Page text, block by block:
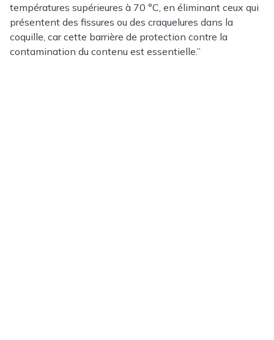
températures supérieures à 70 °C, en éliminant ceux qui
présentent des fissures ou des craquelures dans la
coquille, car cette barrière de protection contre la
contamination du contenu est essentielle.”